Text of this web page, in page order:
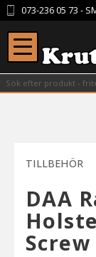
Meny
073-236 05 73 -
TILLBEHÖR
DAA